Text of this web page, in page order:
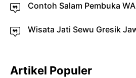
Contoh Salam Pembuka
Wisata Jati Sewu Gresik
Artikel Populer